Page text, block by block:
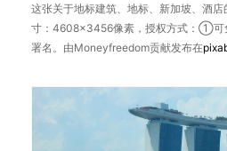
这张关于地标建筑、地标、新加坡、酒
寸：4608×3456像素，授权方式：①
署名。由Moneyfreedom贡献发布在